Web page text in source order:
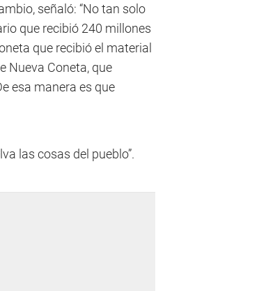
señaló: “No tan solo
que recibió 240 millones
que recibió el material
Nueva Coneta, que
esa manera es que
las cosas del pueblo”.